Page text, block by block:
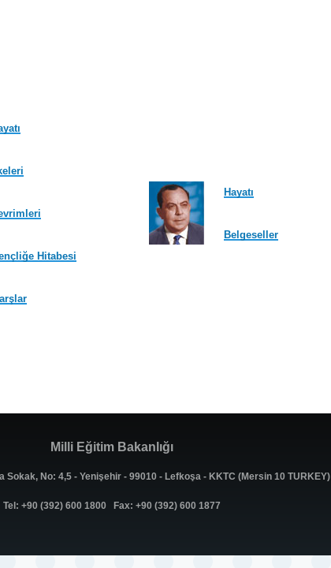
Hitabesi
Hayatı
Belgeseller
Milli Eğitim Bakanlığı
Sokak, No: 4,5 - Yenişehir - 99010 - Lefkoşa - KKTC (Mersin 10 TURKEY)
Tel: +90 (392) 600 1800 Fax: +90 (392) 600 1877